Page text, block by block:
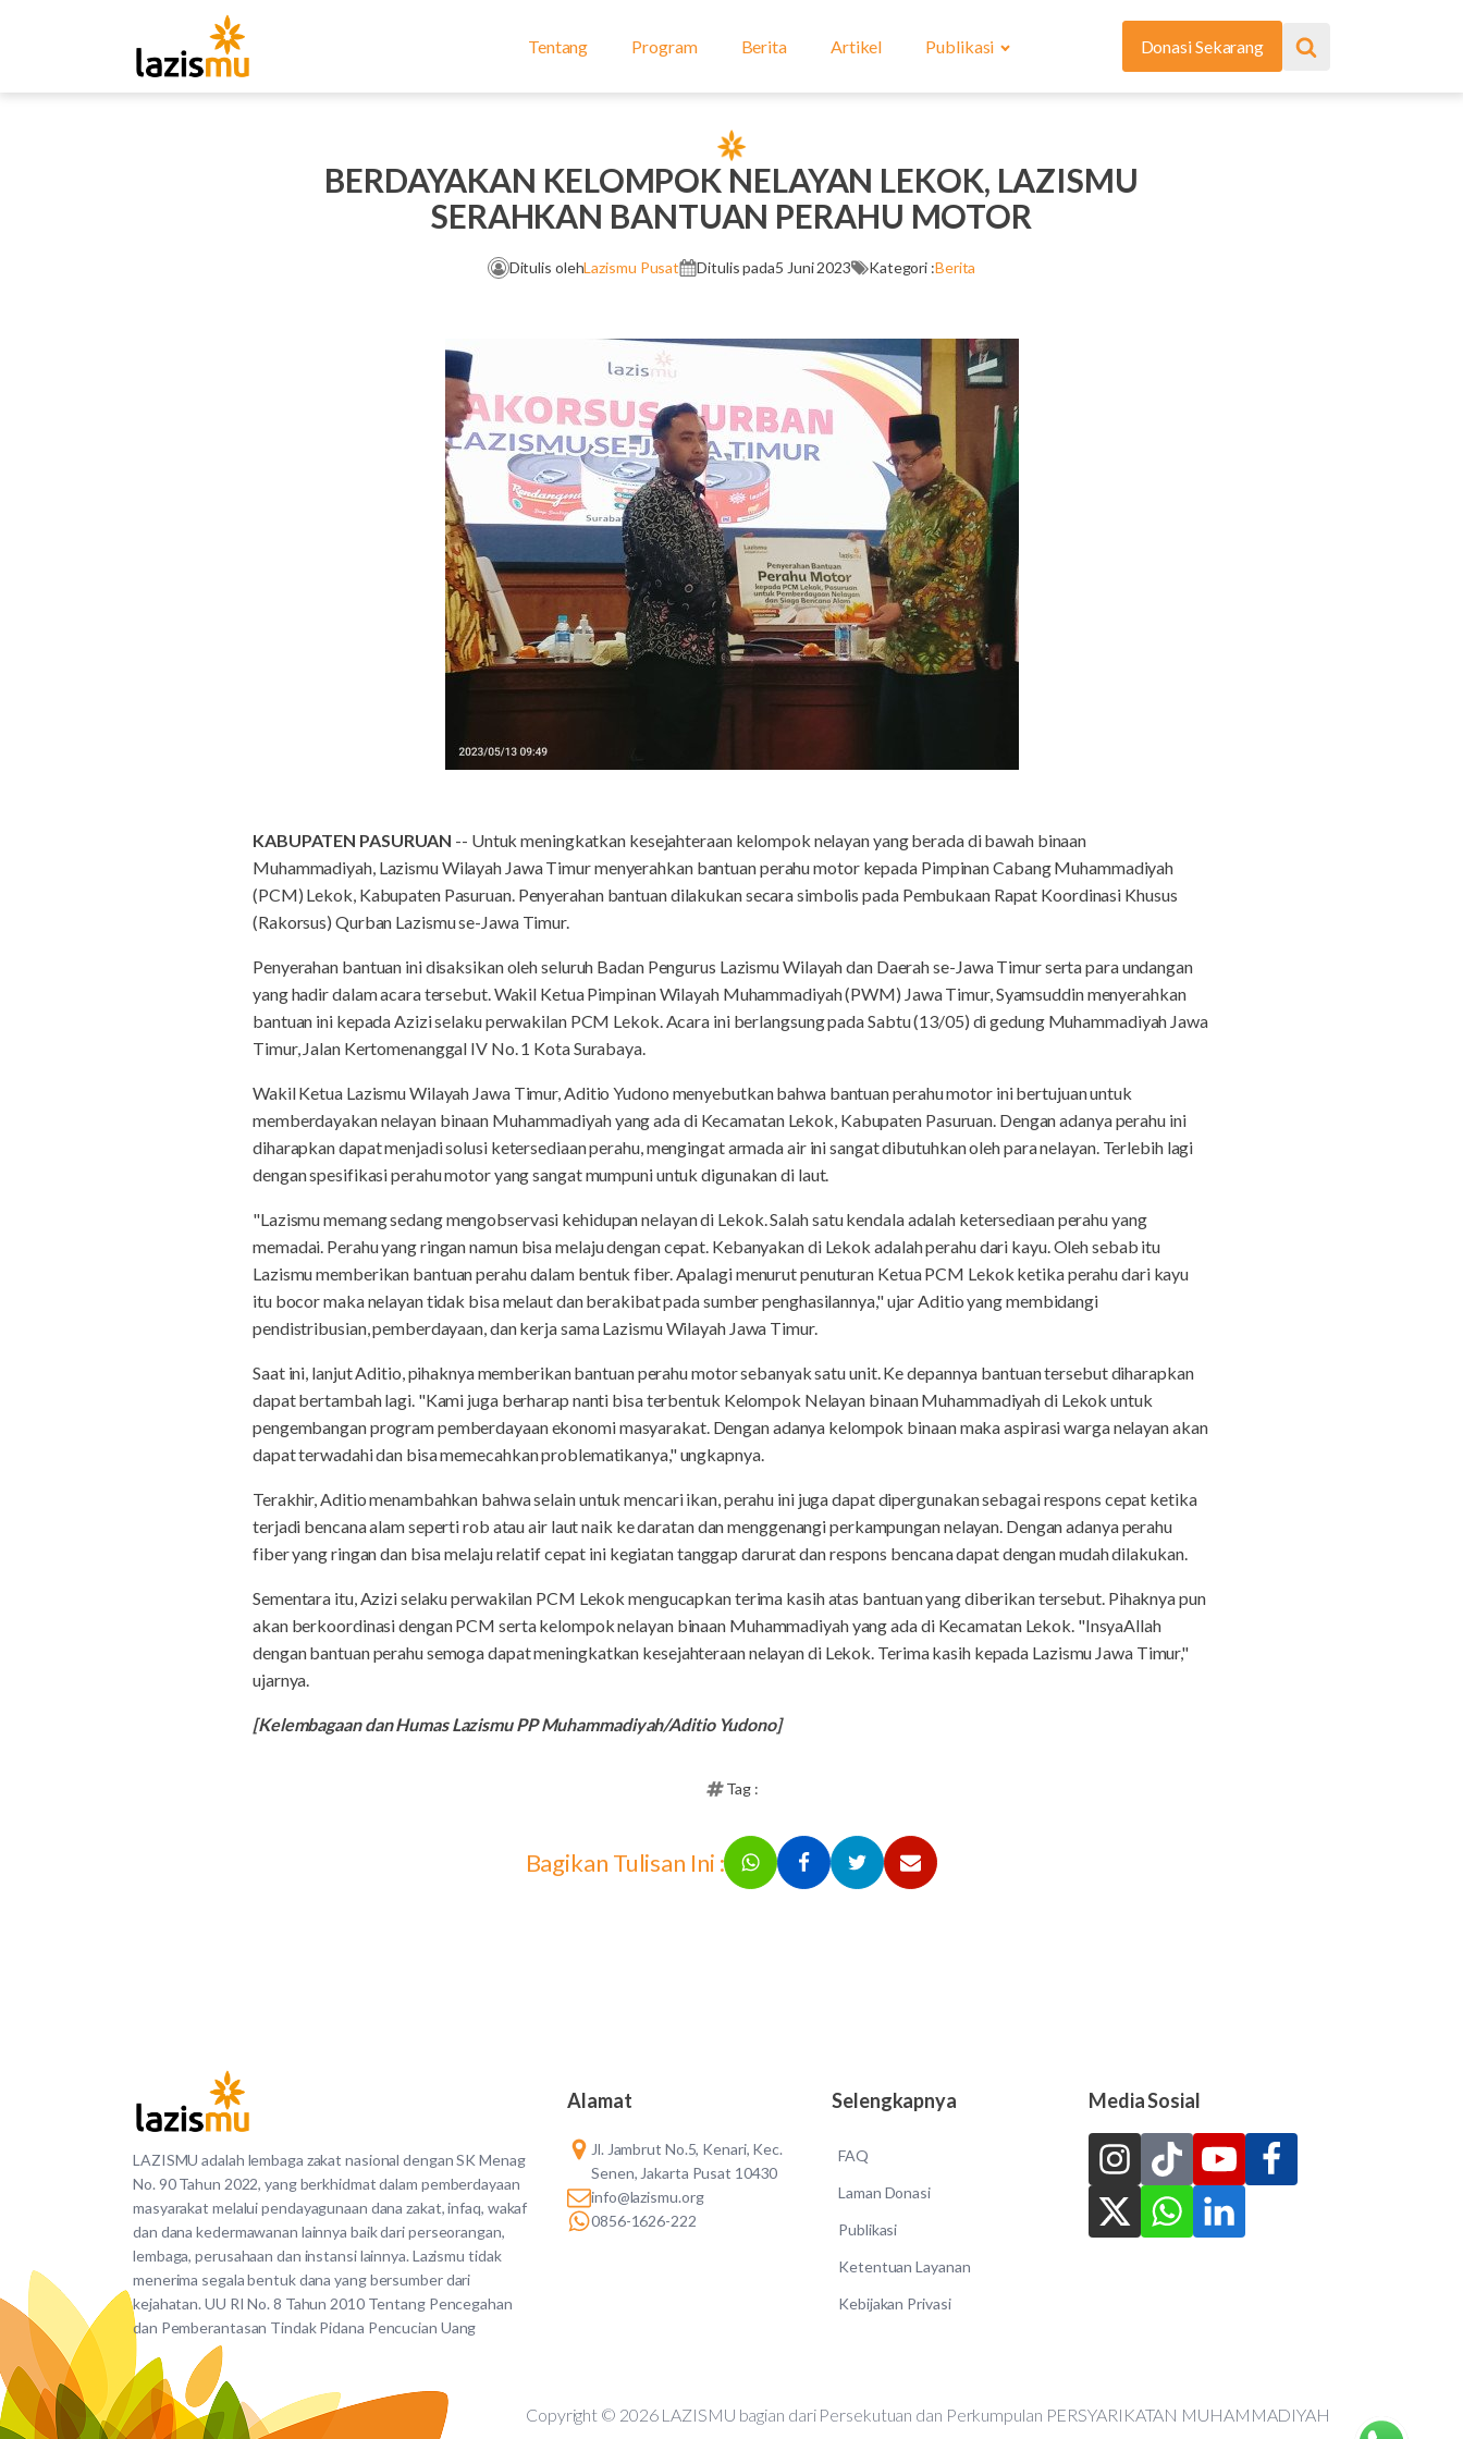
Tentang Program Berita Artikel Publikasi Donasi Sekarang
BERDAYAKAN KELOMPOK NELAYAN LEKOK, LAZISMU
SERAHKAN BANTUAN PERAHU MOTOR
Ditulis olehLazismu Pusat Ditulis pada5 Juni 2023 Kategori :Berita
KABUPATEN PASURUAN -- Untuk meningkatkan kesejahteraan kelompok nelayan yang berada di bawah binaan
Muhammadiyah, Lazismu Wilayah Jawa Timur menyerahkan bantuan perahu motor kepada Pimpinan Cabang Muhammadiyah
(PCM) Lekok, Kabupaten Pasuruan. Penyerahan bantuan dilakukan secara simbolis pada Pembukaan Rapat Koordinasi Khusus
(Rakorsus) Qurban Lazismu se-Jawa Timur.
Penyerahan bantuan ini disaksikan oleh seluruh Badan Pengurus Lazismu Wilayah dan Daerah se-Jawa Timur serta para undangan
yang hadir dalam acara tersebut. Wakil Ketua Pimpinan Wilayah Muhammadiyah (PWM) Jawa Timur, Syamsuddin menyerahkan
bantuan ini kepada Azizi selaku perwakilan PCM Lekok. Acara ini berlangsung pada Sabtu (13/05) di gedung Muhammadiyah Jawa
Timur, Jalan Kertomenanggal IV No. 1 Kota Surabaya.
Wakil Ketua Lazismu Wilayah Jawa Timur, Aditio Yudono menyebutkan bahwa bantuan perahu motor ini bertujuan untuk
memberdayakan nelayan binaan Muhammadiyah yang ada di Kecamatan Lekok, Kabupaten Pasuruan. Dengan adanya perahu ini
diharapkan dapat menjadi solusi ketersediaan perahu, mengingat armada air ini sangat dibutuhkan oleh para nelayan. Terlebih lagi
dengan spesifikasi perahu motor yang sangat mumpuni untuk digunakan di laut.
"Lazismu memang sedang mengobservasi kehidupan nelayan di Lekok. Salah satu kendala adalah ketersediaan perahu yang
memadai. Perahu yang ringan namun bisa melaju dengan cepat. Kebanyakan di Lekok adalah perahu dari kayu. Oleh sebab itu
Lazismu memberikan bantuan perahu dalam bentuk fiber. Apalagi menurut penuturan Ketua PCM Lekok ketika perahu dari kayu
itu bocor maka nelayan tidak bisa melaut dan berakibat pada sumber penghasilannya," ujar Aditio yang membidangi
pendistribusian, pemberdayaan, dan kerja sama Lazismu Wilayah Jawa Timur.
Saat ini, lanjut Aditio, pihaknya memberikan bantuan perahu motor sebanyak satu unit. Ke depannya bantuan tersebut diharapkan
dapat bertambah lagi. "Kami juga berharap nanti bisa terbentuk Kelompok Nelayan binaan Muhammadiyah di Lekok untuk
pengembangan program pemberdayaan ekonomi masyarakat. Dengan adanya kelompok binaan maka aspirasi warga nelayan akan
dapat terwadahi dan bisa memecahkan problematikanya," ungkapnya.
Terakhir, Aditio menambahkan bahwa selain untuk mencari ikan, perahu ini juga dapat dipergunakan sebagai respons cepat ketika
terjadi bencana alam seperti rob atau air laut naik ke daratan dan menggenangi perkampungan nelayan. Dengan adanya perahu
fiber yang ringan dan bisa melaju relatif cepat ini kegiatan tanggap darurat dan respons bencana dapat dengan mudah dilakukan.
Sementara itu, Azizi selaku perwakilan PCM Lekok mengucapkan terima kasih atas bantuan yang diberikan tersebut. Pihaknya pun
akan berkoordinasi dengan PCM serta kelompok nelayan binaan Muhammadiyah yang ada di Kecamatan Lekok. "InsyaAllah
dengan bantuan perahu semoga dapat meningkatkan kesejahteraan nelayan di Lekok. Terima kasih kepada Lazismu Jawa Timur,"
ujarnya.
[Kelembagaan dan Humas Lazismu PP Muhammadiyah/Aditio Yudono]
Tag :
Bagikan Tulisan Ini :
LAZISMU adalah lembaga zakat nasional dengan SK Menag
No. 90 Tahun 2022, yang berkhidmat dalam pemberdayaan
masyarakat melalui pendayagunaan dana zakat, infaq, wakaf
dan dana kedermawanan lainnya baik dari perseorangan,
lembaga, perusahaan dan instansi lainnya. Lazismu tidak
menerima segala bentuk dana yang bersumber dari
kejahatan. UU RI No. 8 Tahun 2010 Tentang Pencegahan
dan Pemberantasan Tindak Pidana Pencucian Uang
Alamat
Jl. Jambrut No.5, Kenari, Kec.
Senen, Jakarta Pusat 10430
info@lazismu.org
0856-1626-222
Selengkapnya
FAQ
Laman Donasi
Publikasi
Ketentuan Layanan
Kebijakan Privasi
Media Sosial
Copyright © 2026 LAZISMU bagian dari Persekutuan dan Perkumpulan PERSYARIKATAN MUHAMMADIYAH